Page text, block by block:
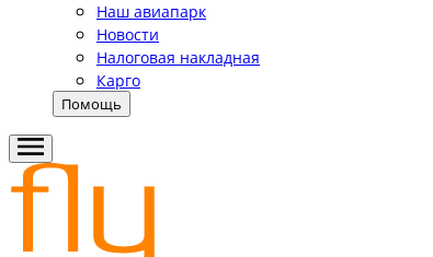
Наш авиапарк
Новости
Налоговая накладная
Карго
Помощь